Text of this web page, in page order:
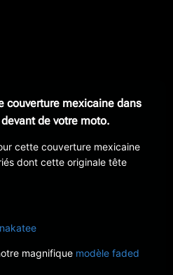
couverture mexicaine dans
de votre moto.
cette couverture mexicaine
dont cette originale tête
magnifique modèle faded